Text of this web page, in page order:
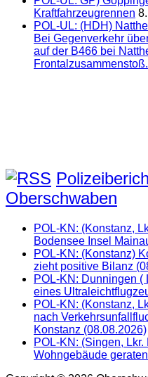
Kraftfahrzeugrennen
POL-UL: (HDH)
Bei Gegenverkehr
auf der B466 bei
Frontalzusammenstoß.
Oberschwaben
POL-KN: (Konstanz,
Bodensee Insel
POL-KN: (Konstanz)
zieht positive Bilanz
POL-KN: Dunningen (
eines
POL-KN: (Konstanz,
nach
Konstanz (08.08.2026)
POL-KN: (Singen,
Wohngebäude